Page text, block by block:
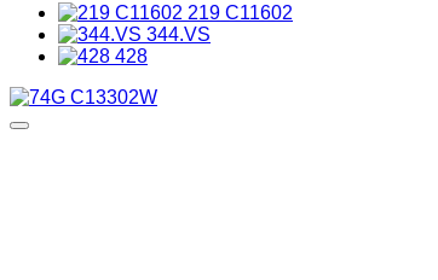
219 C11602
344.VS
428